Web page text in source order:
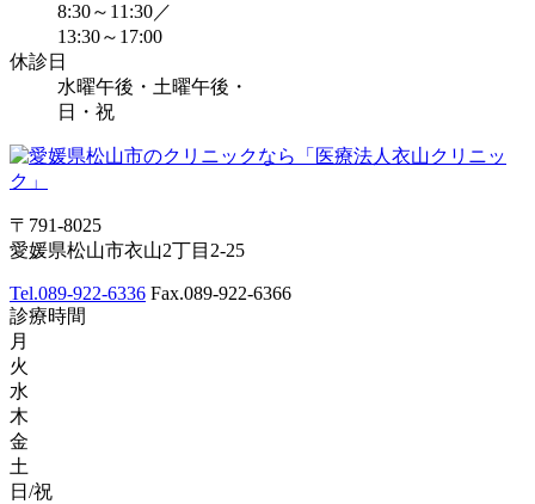
8:30～11:30／
13:30～17:00
休診日
水曜午後・土曜午後・
日・祝
〒791-8025
愛媛県松山市衣山2丁目2-25
Tel.089-922-6336 Fax.089-922-6366
診療時間
月
火
水
木
金
土
日/祝